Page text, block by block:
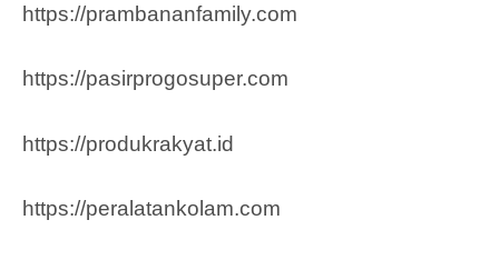
https://prambananfamily.com
https://pasirprogosuper.com
https://produkrakyat.id
https://peralatankolam.com